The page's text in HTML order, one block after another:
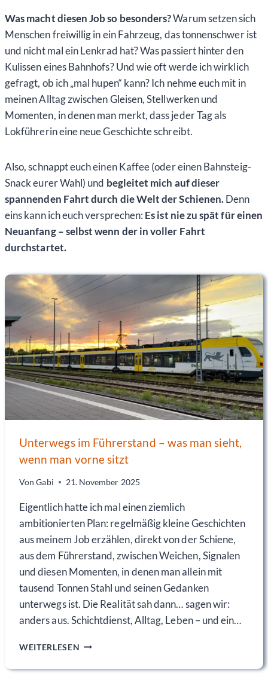
Was macht diesen Job so besonders?Warum setzen sich
Menschen freiwillig in ein Fahrzeug, das tonnenschwer ist
und nicht mal ein Lenkrad hat? Was passiert hinter den
Kulissen eines Bahnhofs? Und wie oft werde ich wirklich
gefragt, ob ich „mal hupen“ kann? Ich nehme euch mit in
meinen Alltag zwischen Gleisen, Stellwerken und
Momenten, in denen man merkt, dass jeder Tag als
Lokführerin eine neue Geschichte schreibt.
Also, schnappt euch einen Kaffee (oder einen Bahnsteig-
Snack eurer Wahl) und begleitet mich auf dieser
spannenden Fahrt durch die Welt der Schienen.Denn
eins kann ich euch versprechen: Es ist nie zu spät für einen
Neuanfang – selbst wenn der in voller Fahrt
durchstartet.
Unterwegs im Führerstand – was man sieht,
wenn man vorne sitzt
Von Gabi 21. November 2025
Eigentlich hatte ich mal einen ziemlich
ambitionierten Plan: regelmäßig kleine Geschichten
aus meinem Job erzählen, direkt von der Schiene,
aus dem Führerstand, zwischen Weichen, Signalen
und diesen Momenten, in denen man allein mit
tausend Tonnen Stahl und seinen Gedanken
unterwegs ist. Die Realität sah dann… sagen wir:
anders aus. Schichtdienst, Alltag, Leben – und ein…
WEITERLESEN
T